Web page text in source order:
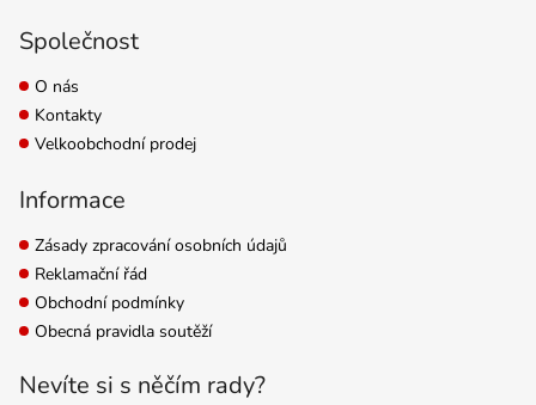
Společnost
O nás
Kontakty
Velkoobchodní prodej
Informace
Zásady zpracování osobních údajů
Reklamační řád
Obchodní podmínky
Obecná pravidla soutěží
Nevíte si s něčím rady?